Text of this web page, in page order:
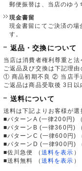
郵便振替は、当店のゆう
現金書留
現金書留にてご決済の場
す。
返品・交換について
当店は消費者権利尊重と法
ご返品及び交換は下記理由
① 商品初期不良 ② 当店手
ご返品は商品受取後 3日以
送料について
送料は下記よりお客様が選
■パターンA (一律200円)
■パターンB (一律360円)
■パターンC (一律600円)
■パターンD (一律900円)
■佐川急便
（ 送料を表示 ）
■送料無料
（ 送料を表示 ）